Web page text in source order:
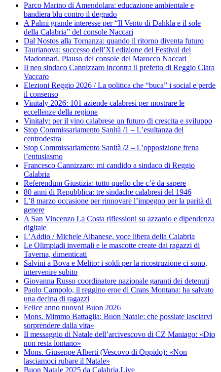
Parco Marino di Amendolara: educazione ambientale e
bandiera blu contro il degrado
A Palmi grande interesse per “Il Vento di Dahkla e il sole
della Calabria” del console Naccari
Dal Nostos alla Tornanza: quando il ritorno diventa futuro
Taurianova: successo dell’XI edizione del Festival dei
Madonnari. Plauso del console del Marocco Naccari
Il neo sindaco Cannizzaro incontra il prefetto di Reggio Clara
Vaccaro
Elezioni Reggio 2026 / La politica che “buca” i social e perde
il consenso
Vinitaly 2026: 101 aziende calabresi per mostrare le
eccellenze della regione
Vinitaly: per il vino calabrese un futuro di crescita e sviluppo
Stop Commissariamento Sanità /1 – L’esultanza del
centrodestra
Stop Commissariamento Sanità /2 – L’opposizione frena
l’entusiasmo
Francesco Cannizzaro: mi candido a sindaco di Reggio
Calabria
Referendum Giustizia: tutto quello che c’è da sapere
80 anni di Repubblica: tre sindache calabresi del 1946
L’8 marzo occasione per rinnovare l’impegno per la parità di
genere
A San Vincenzo La Costa riflessioni su azzardo e dipendenza
digitale
L’Addio / Michele Albanese, voce libera della Calabria
Le Olimpiadi invernali e le mascotte create dai ragazzi di
Taverna, dimenticati
Salvini a Bova e Melito: i soldi per la ricostruzione ci sono,
intervenire subito
Giovanna Russo coordinatore nazionale garanti dei detenuti
Paolo Campolo, il reggino eroe di Crans Montana: ha salvato
una decina di ragazzi
Felice anno nuovo! Buon 2026
Mons. Mimmo Battaglia: Buon Natale: che possiate lasciarvi
sorprendere dalla vita»
Il messaggio di Natale dell’arcivescovo di CZ Maniago: «Dio
non resta lontano»
Mons. Giuseppe Alberti (Vescovo di Oppido): «Non
lasciamoci rubare il Natale»
Buon Natale 2025 da Calabria.Live